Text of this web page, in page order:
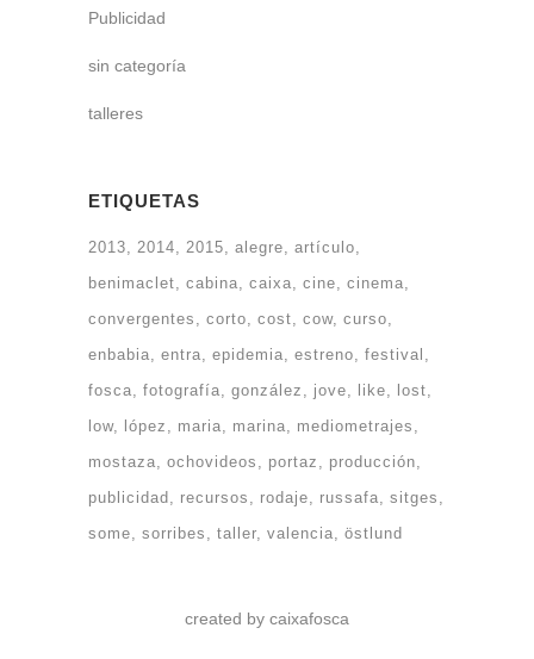
Publicidad
sin categoría
talleres
ETIQUETAS
2013 2014 2015 alegre
artículo
benimaclet
cabina caixa cine
cinema
convergentes
corto cost cow curso
enbabia
entra epidemia estreno
festival
fosca
fotografía gonzález jove like
lost
low
lópez maria marina
mediometrajes
mostaza
ochovideos portaz
producción
publicidad
recursos rodaje russafa
sitges
some
sorribes taller valencia östlund
created by caixafosca